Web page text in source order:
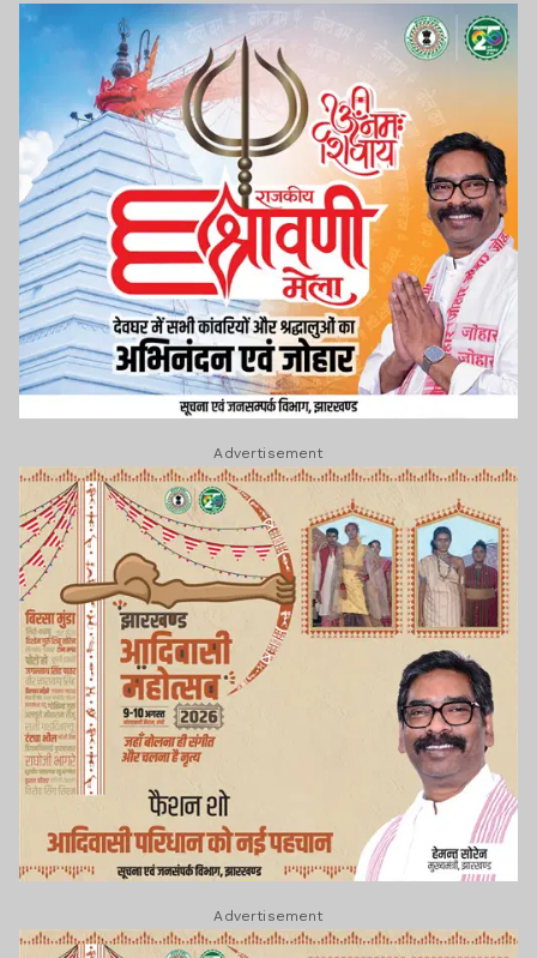
Advertisement
Advertisement